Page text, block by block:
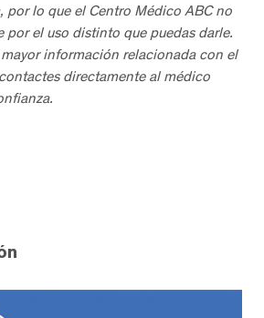
por lo que el Centro Médico ABC no
por el uso distinto que puedas darle.
información relacionada con el
directamente al médico